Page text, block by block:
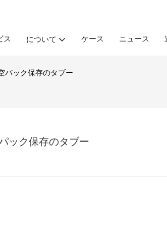
ス について ケース ニュース
パック保存のタブー
ック保存のタブー